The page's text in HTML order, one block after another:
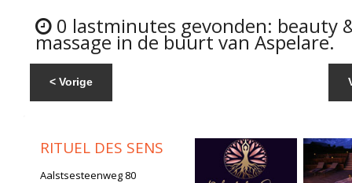
0 lastminutes gevonden: beauty
massage in de buurt van Aspelare.
< Vorige
RITUEL DES SENS
Aalstsesteenweg 80